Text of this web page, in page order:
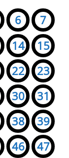
6
7
14
15
22
23
30
31
38
39
46
47